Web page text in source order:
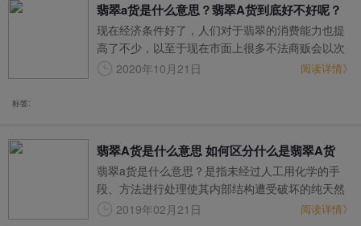
些人说买翡翠一定要购买翡翠A货呢？今天就来了解
下翡翠a货与翡翠b货和翡翠c货之间的区别。
翡翠a货是什么意思？翡翠A货到底好不好呢？
价值等级高不高？
现在经济条件好了，人们对于翡翠的消费能力也提
高了不少，以至于现在市面上很多不法商贩会以次
充好，以假乱真欺骗消费者，因为翡翠市场中鱼龙
翡翠的等级不同，品质也就不同，那么大家知道翡
翠a货是什么意思吗？今天就由翡翠王朝的小编和大
家一起聊聊这个问题。
2020年10月21日 阅读详情》
标签:
翡翠A货是什么意思 如何区分什么是翡翠A货
翡翠a货是什么意思？是指未经过人工用化学的手
段、方法进行处理使其内部结构遭受破坏的纯天然
翡翠，也就是由自然界产出的只经过正常加工、琢
2019年02月21日 阅读详情》